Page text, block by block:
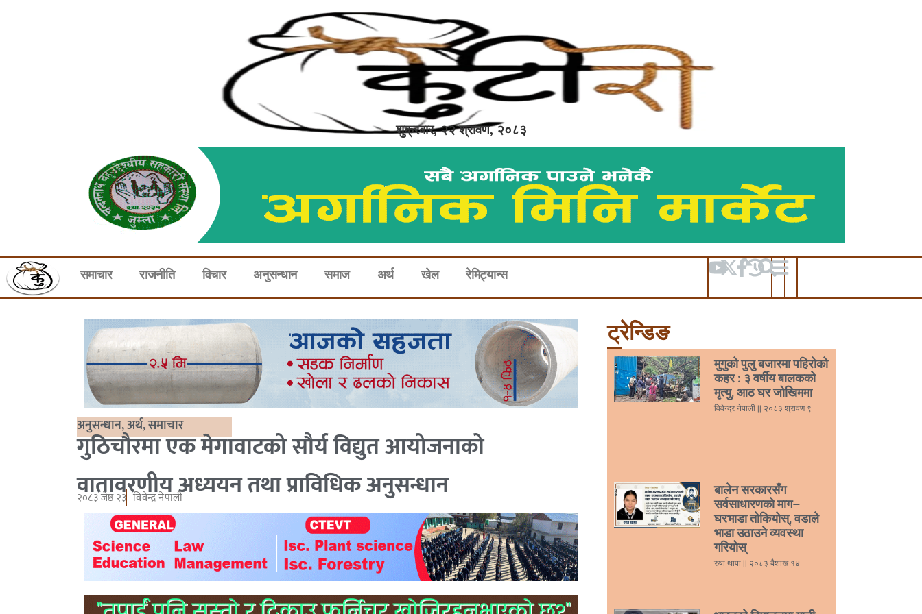
शुक्रबार, २२ श्रावण, २०८३
समाचार राजनीति विचार अनुसन्धान समाज अर्थ खेल रेमिट्यान्स
अनुसन्धान,अर्थ,समाचार
गुठिचौरमा एक मेगावाटको सौर्य विद्युत आयोजनाको
वातावरणीय अध्ययन तथा प्राविधिक अनुसन्धान
२०८३ जेष्ठ २३ विवेन्द्र नेपाली
ट्रेन्डिङ
मुगुको पुलु बजारमा पहिरोको
कहर : ३ वर्षीय बालकको
मृत्यु, आठ घर जोखिममा
विवेन्द्र नेपाली २०८३ श्रावण ९
बालेन सरकारसँग
सर्वसाधारणको माग–
घरभाडा तोकियोस्, वडाले
भाडा उठाउने व्यवस्था
गरियोस्
रुषा थापा २०८३ बैशाख १४